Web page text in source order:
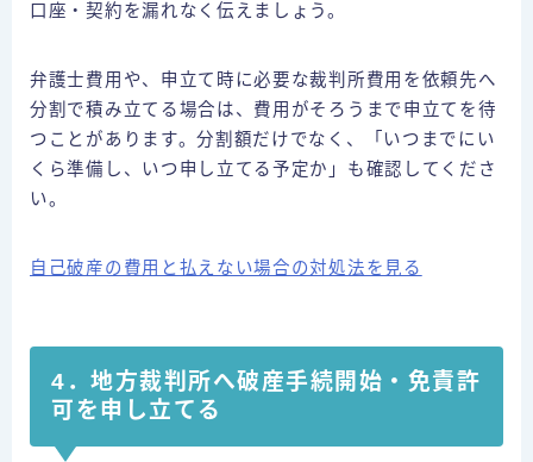
口座・契約を漏れなく伝えましょう。
弁護士費用や、申立て時に必要な裁判所費用を依頼先へ
分割で積み立てる場合は、費用がそろうまで申立てを待
つことがあります。分割額だけでなく、「いつまでにい
くら準備し、いつ申し立てる予定か」も確認してくださ
い。
自己破産の費用と払えない場合の対処法を見る
4．地方裁判所へ破産手続開始・免責許
可を申し立てる